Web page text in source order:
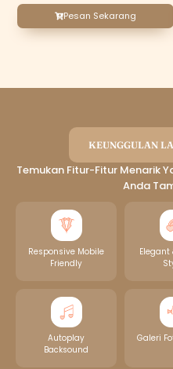
Pesan Sekarang
KEUNGGULAN
Temukan Fitur-Fitur Menarik
Anda
Responsive Mobile
Friendly
Elegant
Autoplay
Backsound
Galeri